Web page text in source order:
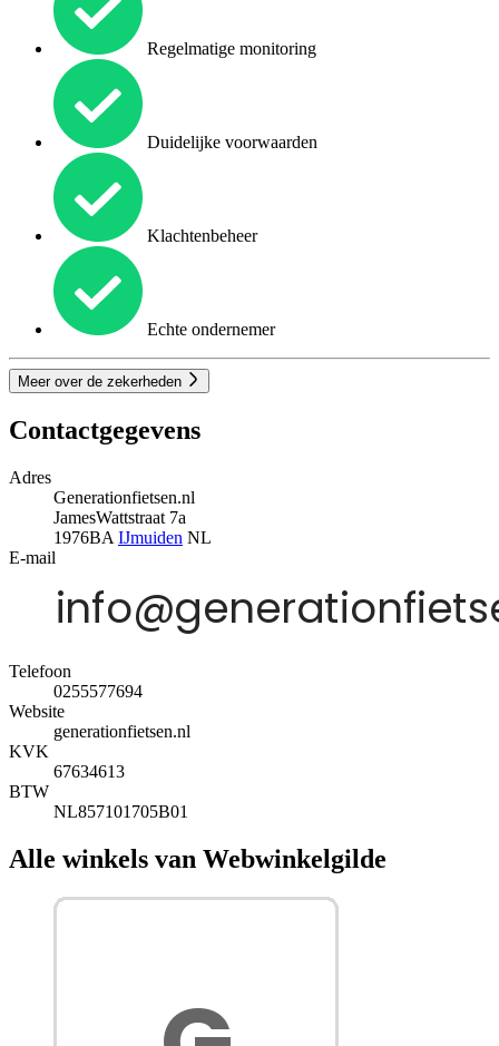
Regelmatige monitoring
Duidelijke voorwaarden
Klachtenbeheer
Echte ondernemer
Meer over de zekerheden
Contactgegevens
Adres
Generationfietsen.nl
JamesWattstraat 7a
1976BA IJmuiden NL
E-mail
Telefoon
0255577694
Website
generationfietsen.nl
KVK
67634613
BTW
NL857101705B01
Alle winkels van Webwinkelgilde